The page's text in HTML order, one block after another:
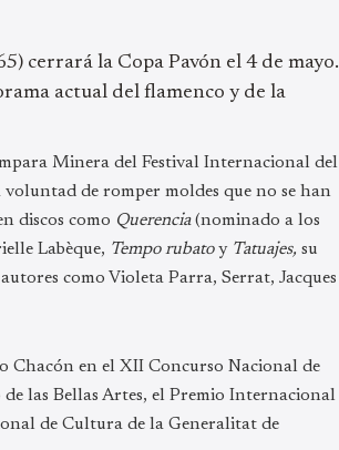
cerrará la Copa Pavón el 4 de mayo.
actual del flamenco y de la
Minera del Festival Internacional del
voluntad de romper moldes que no se han
discos como Querencia(nominado a los
Labèque, Tempo rubatoy Tatuajes, su
como Violeta Parra, Serrat, Jacques
Chacón en el XII Concurso Nacional de
las Bellas Artes, el Premio Internacional
de Cultura de la Generalitat de